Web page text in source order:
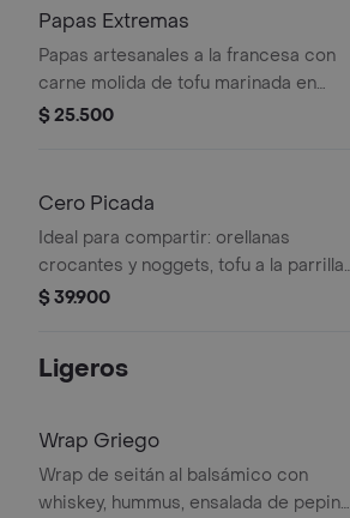
Papas Extremas
Papas artesanales a la francesa con
carne molida de tofu marinada en
teriyaki, servidas con queso de maní,
$ 25.500
Cero Picada
Ideal para compartir: orellanas
crocantes y noggets, tofu a la parrilla,
papas criollas doradas y plátano
bocado.
$ 39.900
Ligeros
Wrap Griego
Wrap de seitán al balsámico con
whiskey, hummus, ensalada de pepino,